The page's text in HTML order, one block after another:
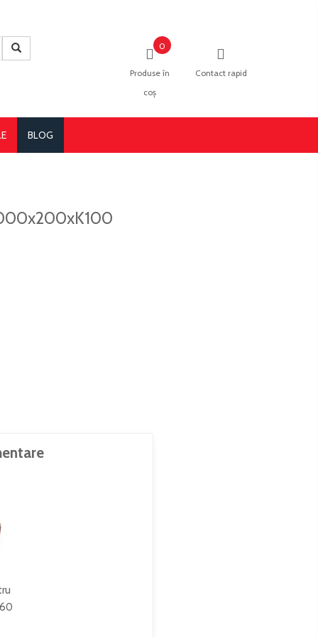
Contact rapid
0
Produse în
coș
BLOG